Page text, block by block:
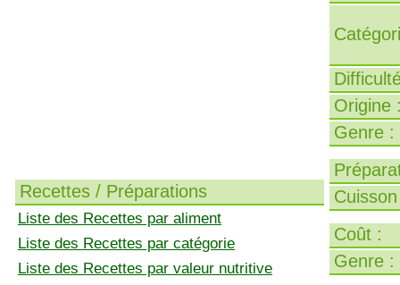
Recettes / Préparations
Liste des Recettes par aliment
Liste des Recettes par catégorie
Liste des Recettes par valeur nutritive
Origine
Genre :
Coût :
Genre :